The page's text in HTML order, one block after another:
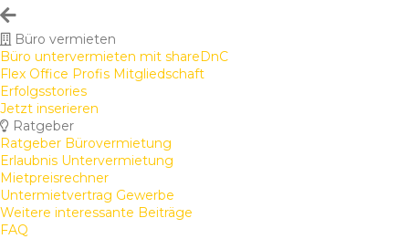
Büro vermieten
Büro untervermieten mit shareDnC
Flex Office Profis Mitgliedschaft
Erfolgsstories
Jetzt inserieren
Ratgeber
Ratgeber Bürovermietung
Erlaubnis Untervermietung
Mietpreisrechner
Untermietvertrag Gewerbe
Weitere interessante Beiträge
FAQ